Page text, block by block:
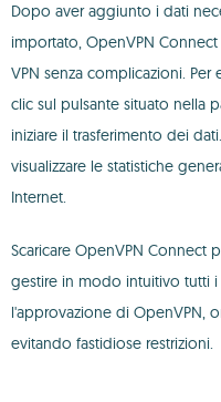
Dopo aver aggiunto i dati
importato, OpenVPN
VPN senza complicazioni.
clic sul pulsante situato nella
iniziare il trasferimento dei
visualizzare le statistiche
Internet.
Scaricare OpenVPN
gestire in modo intuitivo tutti
l'approvazione di OpenVPN,
evitando fastidiose restrizioni.